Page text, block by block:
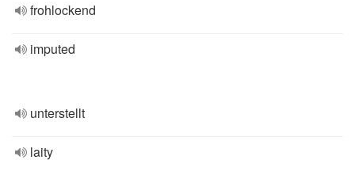
frohlockend
imputed
unterstellt
laity